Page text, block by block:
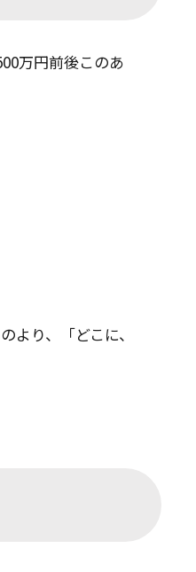
万円前後このあ
り、「どこに、